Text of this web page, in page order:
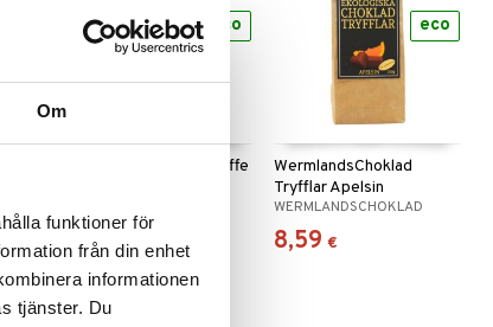
Om
funktioner för
från din enhet
informationen
tjänster. Du
WermlandsChoklad Kaffe
5,69 €
eco
WermlandsChoklad
Tryfflar Apelsin
WERMLANDSCHOKLAD
8,59 €
eco